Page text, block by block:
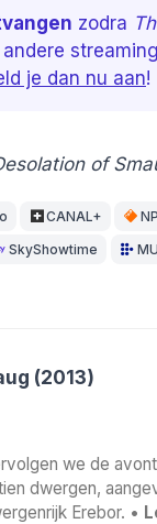
zodra
je dan nu aan!
of
CANAL+
SkyShowtime
(2013)
we de
dwergen,
Erebor. •